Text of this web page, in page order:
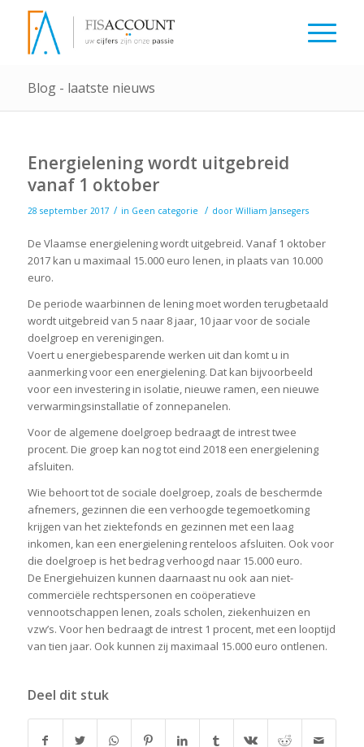
Blog - laatste nieuws
Energielening wordt uitgebreid
vanaf 1 oktober
28 september 2017 / in Geen categorie / door William Jansegers
De Vlaamse energielening wordt uitgebreid. Vanaf 1 oktober
2017 kan u maximaal 15.000 euro lenen, in plaats van 10.000
euro.
De periode waarbinnen de lening moet worden terugbetaald
wordt uitgebreid van 5 naar 8 jaar, 10 jaar voor de sociale
doelgroep en verenigingen.
Voert u energiebesparende werken uit dan komt u in
aanmerking voor een energielening. Dat kan bijvoorbeeld
voor een investering in isolatie, nieuwe ramen, een nieuwe
verwarmingsinstallatie of zonnepanelen.
Voor de algemene doelgroep bedraagt de intrest twee
procent. Die groep kan nog tot eind 2018 een energielening
afsluiten.
Wie behoort tot de sociale doelgroep, zoals de beschermde
afnemers, gezinnen die een verhoogde tegemoetkoming
krijgen van het ziektefonds en gezinnen met een laag
inkomen, kan een energielening renteloos afsluiten. Ook voor
die doelgroep is het bedrag verhoogd naar 15.000 euro.
De Energiehuizen kunnen daarnaast nu ook aan niet-
commerciële rechtspersonen en coöperatieve
vennootschappen lenen, zoals scholen, ziekenhuizen en
vzw’s. Voor hen bedraagt de intrest 1 procent, met een looptijd
van tien jaar. Ook kunnen zij maximaal 15.000 euro ontlenen.
Deel dit stuk